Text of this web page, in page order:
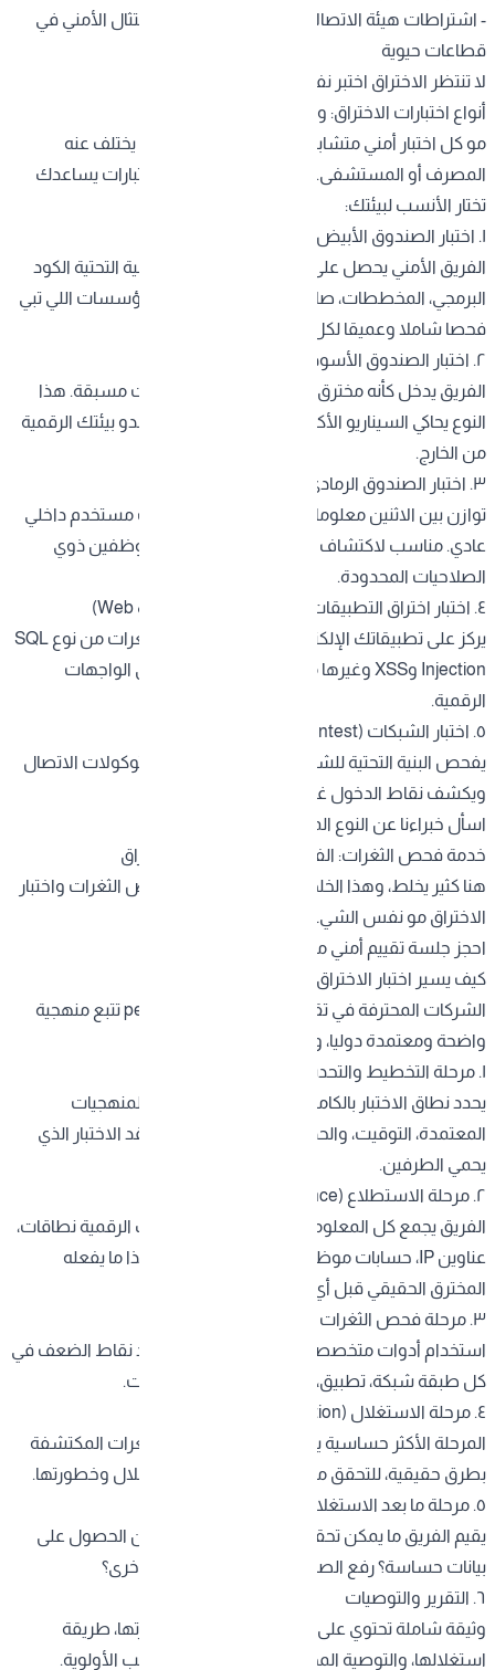
- اشتراطات هيئة الاتصالات والفضاء والتقنية للامتثال الأمني في
قطاعات حيوية
لا تنتظر الاختراق اختبر نفسك أولا
أنواع اختبارات الاختراق: وش يناسب مؤسستك؟
مو كل اختبار أمني متشابه
. الشركة الناشئة تحتاج ما يختلف عنه
المصرف أو المستشفى. والفهم الصح لأنواع الاختبارات يساعدك
تختار الأنسب لبيئتك:
١. اختبار الصندوق الأبيض (White Box)
الفريق الأمني يحصل على كامل المعلومات عن البنية التحتية الكود
البرمجي، المخططات، صلاحيات الوصول. مثالي للمؤسسات اللي تبي
فحصا شاملا وعميقا لكل طبقة.
٢. اختبار الصندوق الأسود (Black Box)
الفريق يدخل كأنه مخترق حقيقي بدون أي معلومات مسبقة. هذا
النوع يحاكي السيناريو الأكثر واقعية ويكشف كيف تبدو بيئتك الرقمية
من الخارج.
٣. اختبار الصندوق الرمادي (Grey Box)
توازن بين الاثنين معلومات جزئية تعكس صلاحيات مستخدم داخلي
عادي. مناسب لاكتشاف التهديدات الداخلية أو الموظفين ذوي
الصلاحيات المحدودة.
٤. اختبار اختراق التطبيقات (Web & Mobile App Pentest)
يركز على تطبيقاتك الإلكترونية والجوالة اكتشاف ثغرات من نوع SQL
Injection وXSS وغيرها من الهجمات الشائعة على الواجهات
الرقمية.
٥. اختبار الشبكات (Network Pentest)
يفحص البنية التحتية للشبكة الخوادم، الأجهزة، بروتوكولات الاتصال
ويكشف نقاط الدخول غير المحمية.
اسأل خبراءنا عن النوع المناسب لك
خدمة فحص الثغرات: الفرق بينها وبين اختبار الاختراق
هنا كثير يخلط، وهذا الخلط ممكن يكلف غالي. فحص الثغرات واختبار
الاختراق مو نفس الشيء، وإن كانا مكملين لبعض.
احجز جلسة تقييم أمني مجانية الآن.
كيف يسير اختبار الاختراق الاحترافي؟
الشركات المحترفة في تقديم pentest Saudi Arabia تتبع منهجية
واضحة ومعتمدة دوليا، وعادة تمر بهذه المراحل:
١. مرحلة التخطيط والتحديد
يحدد نطاق الاختبار بالكامل الأنظمة المستهدفة
، المنهجيات
المعتمدة، التوقيت، والحدود القانونية. هنا يوقع عقد الاختبار الذي
يحمي الطرفين.
٢. مرحلة الاستطلاع (Reconnaissance)
الفريق يجمع كل المعلومات المتاحة علنيا عن بيئتك الرقمية نطاقات،
عناوين IP، حسابات موظفين، بنية تقنية ظاهرة. هذا ما يفعله
المخترق الحقيقي قبل أي هجوم.
٣. مرحلة فحص الثغرات وتحليلها
استخدام أدوات متخصصة مع التحليل اليدوي لرصد نقاط الضعف في
كل طبقة شبكة، تطبيق، نظام تشغيل، قاعدة بيانات.
٤. مرحلة الاستغلال (Exploitation)
المرحلة الأكثر حساسية يحاول الفريق استغلال الثغرات المكتشفة
بطرق حقيقية، للتحقق من قابليتها الفعلية للاستغلال وخطورتها.
٥. مرحلة ما بعد الاستغلال
يقيم الفريق ما يمكن تحقيقه بعد الدخول هل يمكن الحصول على
بيانات حساسة؟ رفع الصلاحيات؟ الانتقال لأنظمة أخرى؟
٦. التقرير والتوصيات
وثيقة شاملة تحتوي على كل ثغرة مكتشفة، خطورتها، طريقة
استغلالها، والتوصية المحددة لإصلاحها مرتبة حسب الأولوية.